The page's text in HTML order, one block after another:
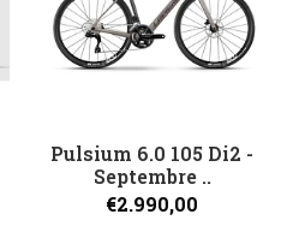
Pulsium 6.0 105 Di2 -
Septembre ..
€2.990,00